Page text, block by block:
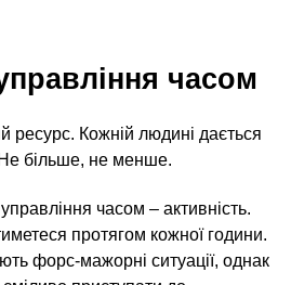
часом
ресурс. Кожній людині дається
більше, не менше.
часом – активність.
протягом кожної години.
форс-мажорні ситуації, однак